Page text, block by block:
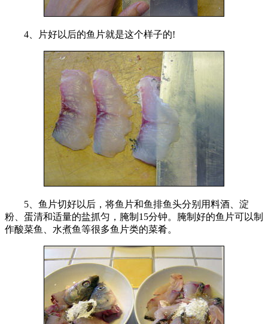
4、片好以后的鱼片就是这个样子的!
5、鱼片切好以后，将鱼片和鱼排鱼头分别用料酒、淀
粉、蛋清和适量的盐抓匀，腌制15分钟。腌制好的鱼片可以制
作酸菜鱼、水煮鱼等很多鱼片类的菜肴。